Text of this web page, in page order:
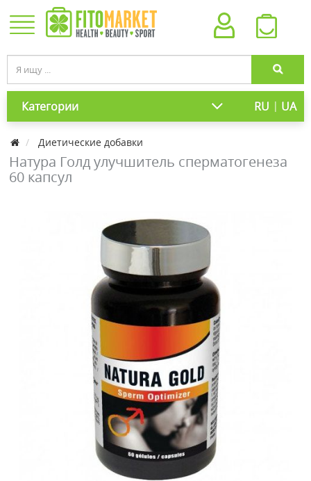
Категории RU | UA
Диетические добавки
Натура Голд улучшитель сперматогенеза
60 капсул